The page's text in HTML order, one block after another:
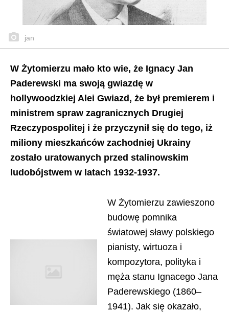
jan
W Żytomierzu mało kto wie, że Ignacy Jan
Paderewski ma swoją gwiazdę w
hollywoodzkiej Alei Gwiazd, że był premierem i
ministrem spraw zagranicznych Drugiej
Rzeczypospolitej i że przyczynił się do tego, iż
miliony mieszkańców zachodniej Ukrainy
zostało uratowanych przed stalinowskim
ludobójstwem w latach 1932-1937.
W Żytomierzu zawieszono
budowę pomnika
światowej sławy polskiego
pianisty, wirtuoza i
kompozytora, polityka i
męża stanu Ignacego Jana
Paderewskiego (1860–
1941). Jak się okazało,